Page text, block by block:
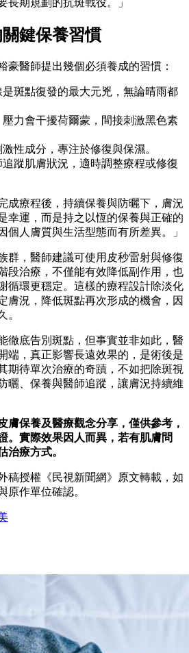
長期規劃的抗斑戰役。」
鍵保養習慣
豪醫師提出幾個必須養成的習慣：
斑點復發的最大元兇，無論晴雨都
力會干擾荷爾蒙，間接刺激黑色素
性成分，專注於修復與保濕。
蹤肌膚狀況，適時調整療程或修復
成療程後，持續保養與防曬下，膚況
幸運，而是持之以恆的保養與正確的
個人膚質與生活型態而有所差異。」
群，醫師建議可使用皮秒雷射與修復
段治療，不僅能有效降低副作用，也
循環更穩定。這樣的療程設計除淡化
膚況，降低斑點再次形成的機會，因
。
徹底告別斑點，但事實並非如此，醫
端，真正影響長遠效果的，是術後是
期待單次治療的奇蹟，不如把除斑視
曬、保養與醫師追蹤，讓膚況持續維
膚保養及醫療觀念分享，僅供參考，
。實際效果因人而異，若有肌膚問
治療方式。
稿授權《民視新聞網》原文轉載，如
原作單位確認。